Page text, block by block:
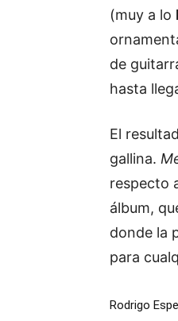
(muy a lo
de
hasta
El
gallina.
respecto
álbum,
donde la
para
Rodrigo